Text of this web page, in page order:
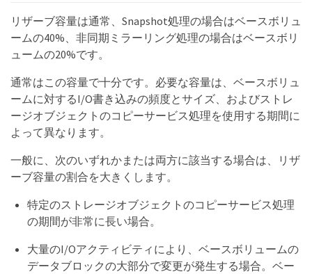
リザーブ容量は通常、Snapshot処理の場合はベースボリュ
ームの40%、非同期ミラーリング処理の場合はベースボリ
ュームの20%です。
通常はこの容量で十分です。必要な容量は、ベースボリュ
ームに対するI/O書き込みの頻度とサイズ、およびストレ
ージオブジェクトのコピーサービス処理を使用する期間に
よって異なります。
一般に、次のいずれかまたは両方に該当する場合は、リザ
ーブ容量の割合を大きくします。
特定のストレージオブジェクトのコピーサービス処理
の期間が非常に長い場合。
大量のI/Oアクティビティにより、ベースボリュームの
データブロックの大部分で変更が発生する場合。ベー